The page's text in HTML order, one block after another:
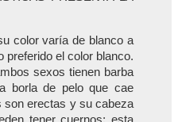
color varía de blanco a
preferido el color blanco.
sexos tienen barba
borla de pelo que cae
son erectas y su cabeza
tener cuernos; esta